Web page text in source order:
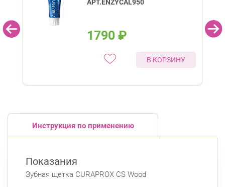
Красногвардейский район
пр. Наставников, д. 19 Круглосуточно
Красносельский район
Юго-Западная
Московский район
Невский район
АРТ.ENZYCAL950
1790 ₽
В КОРЗИНУ
Инструкция по применению
Показания
Зубная щетка CURAPROX CS Wood